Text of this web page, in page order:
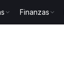
Finanzas